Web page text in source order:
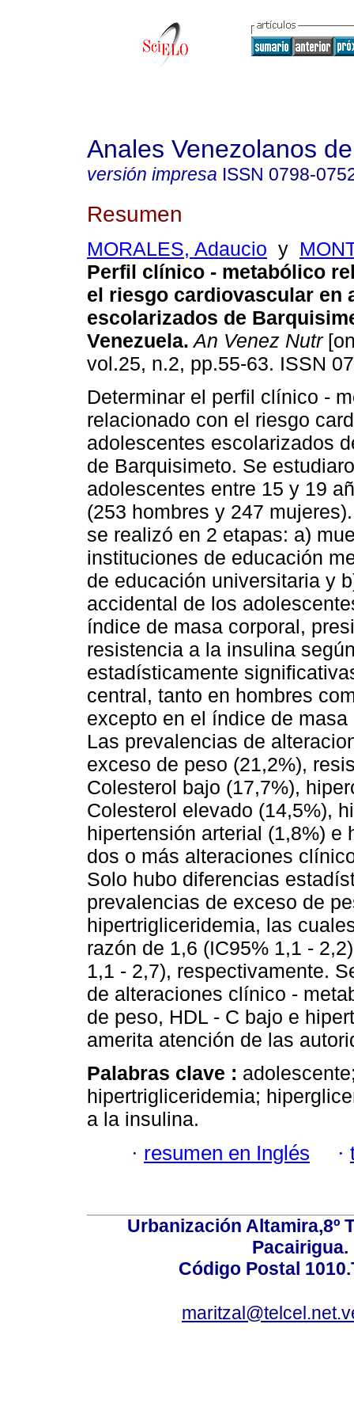
Anales Venezolanos
versión impresa ISSN 0798-
Resumen
MORALES, Adaucio y
Perfil clínico - metabólico
el riesgo cardiovascular en
escolarizados de
Venezuela. An Venez Nutr
vol.25, n.2, pp.55-63. ISSN
Determinar el perfil clínico -
relacionado con el riesgo
adolescentes escolarizados
de Barquisimeto. Se
adolescentes entre 15 y 19
(253 hombres y 247
se realizó en 2 etapas: a)
instituciones de educación
de educación universitaria y
accidental de los
índice de masa corporal,
resistencia a la insulina
estadísticamente
central, tanto en hombres
excepto en el índice de
Las prevalencias de
exceso de peso (21,2%),
Colesterol bajo (17,7%),
Colesterol elevado (14,5%),
hipertensión arterial (1,8%) e
dos o más alteraciones
Solo hubo diferencias
prevalencias de exceso de
hipertrigliceridemia, las
razón de 1,6 (IC95% 1,1 -
1,1 - 2,7), respectivamente.
de alteraciones clínico -
de peso, HDL - C bajo e
amerita atención de las
Palabras clave :
hipertrigliceridemia;
a la insulina.
· resumen en Inglés ·
Urbanización Altamira,8º
Pacairigua.
Código Postal